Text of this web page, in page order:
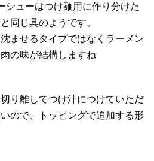
シューはつけ麺用に作り分けた
同じ具のようです。
ませるタイプではなくラーメン
の味が結構しますね
り離してつけ汁につけていただ
ので、トッピングで追加する形